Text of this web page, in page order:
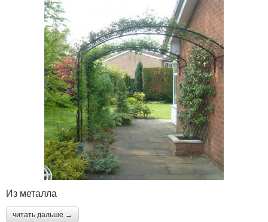
Из металла
читать дальше →